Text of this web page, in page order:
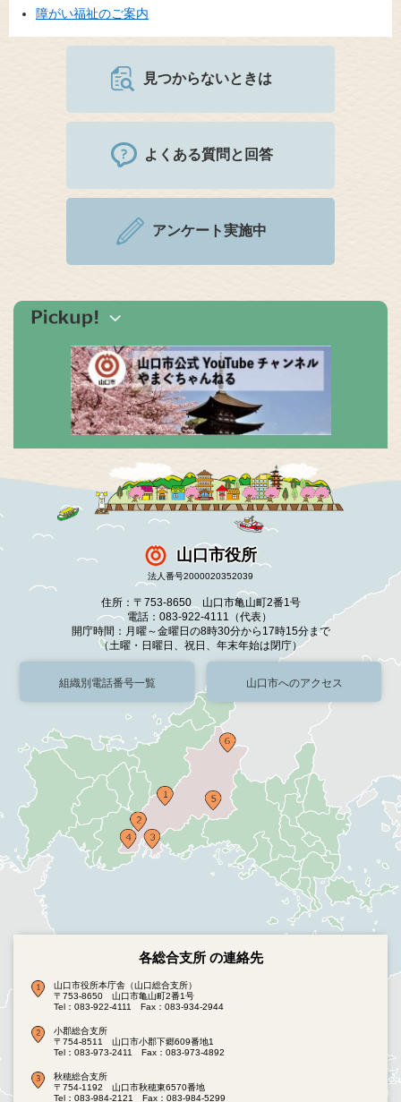
障がい福祉のご案内
見つからないときは
よくある質問と回答
アンケート実施中
山口市役所
法人番号2000020352039
住所：〒753-8650 山口市亀山町2番1号
電話：083-922-4111（代表）
開庁時間：月曜～金曜日の8時30分から17時15分まで
（土曜・日曜日、祝日、年末年始は閉庁）
組織別電話番号一覧 山口市へのアクセス
各総合支所 の連絡先
山口市役所本庁舎（山口総合支所）
〒753-8650 山口市亀山町2番1号
Tel：083-922-4111
Fax：083-934-2944
小郡総合支所
〒754-8511 山口市小郡下郷609番地1
Tel：083-973-2411
Fax：083-973-4892
秋穂総合支所
〒754-1192 山口市秋穂東6570番地
Tel：083-984-2121
Fax：083-984-5299